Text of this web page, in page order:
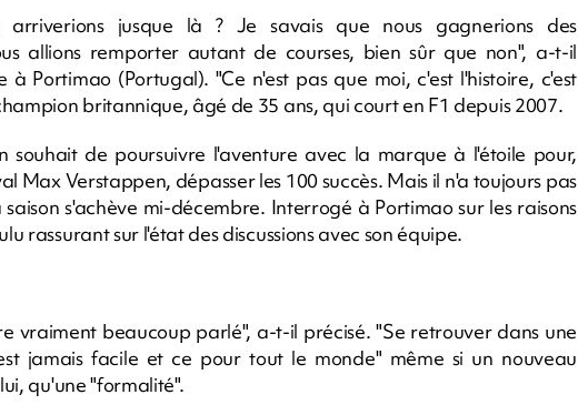
arriverions jusque là ? Je savais que nous gagnerions des
allions remporter autant de courses, bien sûr que non", a-t-il
Portimao (Portugal). "Ce n'est pas que moi, c'est l'histoire, c'est
britannique, âgé de 35 ans, qui court en F1 depuis 2007.
souhait de poursuivre l'aventure avec la marque à l'étoile pour,
Max Verstappen, dépasser les 100 succès. Mais il n'a toujours pas
s'achève mi-décembre. Interrogé à Portimao sur les raisons
rassurant sur l'état des discussions avec son équipe.
vraiment beaucoup parlé", a-t-il précisé. "Se retrouver dans une
jamais facile et ce pour tout le monde" même si un nouveau
qu'une "formalité".